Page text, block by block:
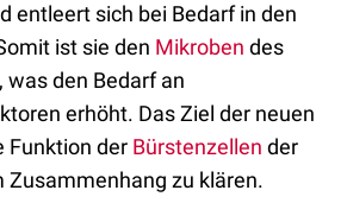
entleert sich bei Bedarf in den
ist sie den Mikroben des
den Bedarf an
erhöht. Das Ziel der neuen
Funktion der Bürstenzellen der
Zusammenhang zu klären.